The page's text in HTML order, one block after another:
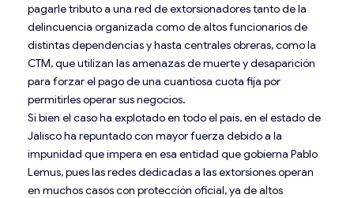
pagarle tributo a una red de extorsionadores tanto de la
delincuencia organizada como de altos funcionarios de
distintas dependencias y hasta centrales obreras, como la
CTM, que utilizan las amenazas de muerte y desaparición
para forzar el pago de una cuantiosa cuota fija por
permitirles operar sus negocios.
Si bien el caso ha explotado en todo el país, en el estado de
Jalisco ha repuntado con mayor fuerza debido a la
impunidad que impera en esa entidad que gobierna Pablo
Lemus, pues las redes dedicadas a las extorsiones operan
en muchos casos con protección oficial, ya de altos